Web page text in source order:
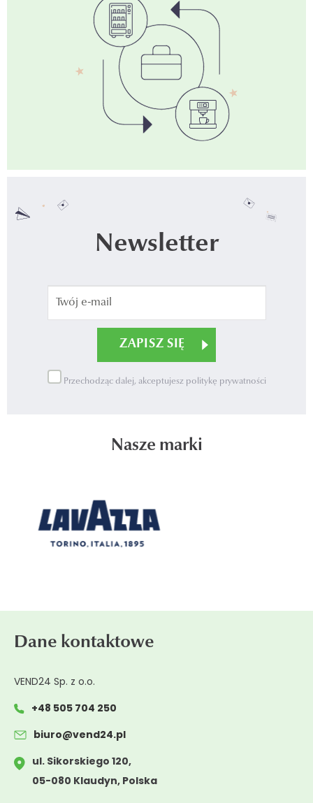
Newsletter
Przechodząc dalej, akceptujesz politykę prywatności
Nasze marki
Dane kontaktowe
VEND24 Sp. z o.o.
+48 505 704 250
biuro@vend24.pl
ul. Sikorskiego 120,
05-080 Klaudyn, Polska